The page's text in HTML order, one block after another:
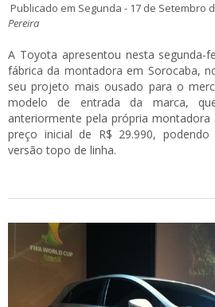
Publicado em Segunda - 17 de Setembro
Pereira
A Toyota apresentou nesta segunda-
fábrica da montadora em Sorocaba,
seu projeto mais ousado para o
modelo de entrada da marca,
anteriormente pela própria
preço inicial de R$ 29.990,
versão topo de linha.